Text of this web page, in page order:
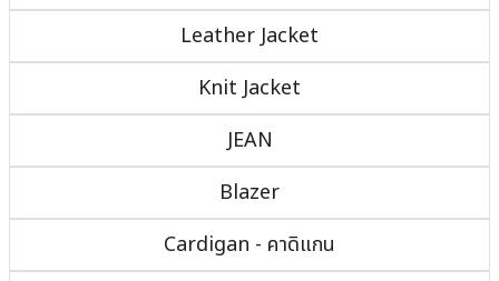
Leather Jacket
Knit Jacket
JEAN
Blazer
Cardigan - คาดิแกน